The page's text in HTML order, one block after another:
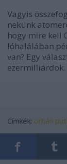
Vagyis
nekünk
hogy mire kell
lóhalálában
van? Egy
ezermilliárdok.
Címkék: orbán